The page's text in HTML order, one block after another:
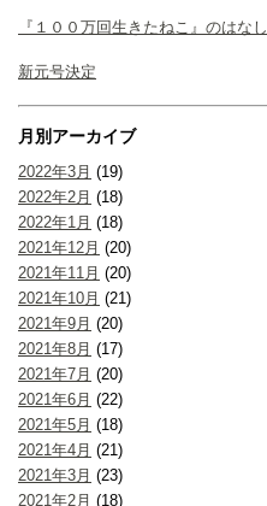
『１００万回生きたねこ』のはなし
新元号決定
月別アーカイブ
2022年3月 (19)
2022年2月 (18)
2022年1月 (18)
2021年12月 (20)
2021年11月 (20)
2021年10月 (21)
2021年9月 (20)
2021年8月 (17)
2021年7月 (20)
2021年6月 (22)
2021年5月 (18)
2021年4月 (21)
2021年3月 (23)
2021年2月 (18)